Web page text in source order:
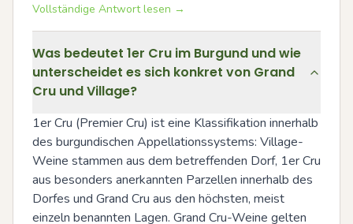
Vollständige Antwort lesen →
Was bedeutet 1er Cru im Burgund und wie
unterscheidet es sich konkret von Grand
Cru und Village?
1er Cru (Premier Cru) ist eine Klassifikation innerhalb
des burgundischen Appellationssystems: Village-
Weine stammen aus dem betreffenden Dorf, 1er Cru
aus besonders anerkannten Parzellen innerhalb des
Dorfes und Grand Cru aus den höchsten, meist
einzeln benannten Lagen. Grand Cru-Weine gelten